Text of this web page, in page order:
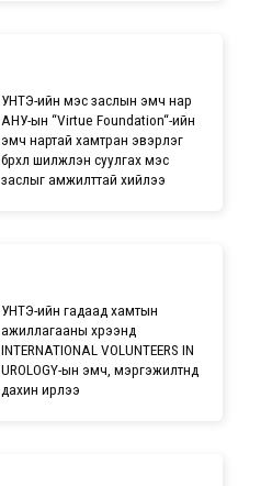
УНТЭ-ийн мэс заслын эмч нар
АНУ-ын “Virtue Foundation“-ийн
эмч нартай хамтран эвэрлэг
бүрхүүл шилжүүлэн суулгах мэс
заслыг амжилттай хийлээ
УНТЭ-ийн гадаад хамтын
ажиллагааны хүрээнд
INTERNATIONAL VOLUNTEERS IN
UROLOGY-ын эмч, мэргэжилтнүүд
дахин ирлээ